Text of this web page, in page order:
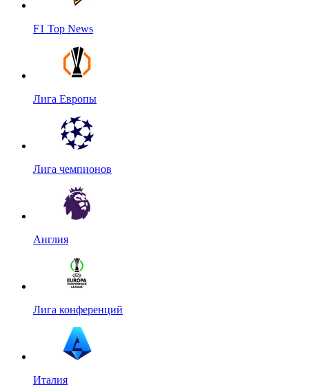
F1 Top News
Лига Европы
Лига чемпионов
Англия
Лига конференций
Италия